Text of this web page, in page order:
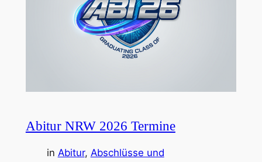
Abitur NRW 2026 Termine
in Abitur, Abschlüsse und